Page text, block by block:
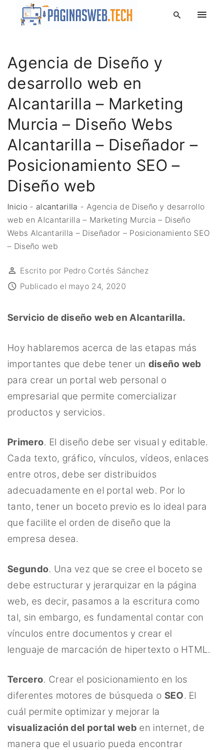
Agencia de Diseño y
desarrollo web en
Alcantarilla – Marketing
Murcia – Diseño Webs
Alcantarilla – Diseñador –
Posicionamiento SEO –
Diseño web
Inicio- alcantarilla - Agencia de Diseño y desarrollo
web en Alcantarilla – Marketing Murcia – Diseño
Webs Alcantarilla – Diseñador – Posicionamiento SEO
– Diseño web
Escrito por Pedro Cortés Sánchez
Publicado el mayo 24, 2020
Servicio de diseño web en Alcantarilla.
Hoy hablaremos acerca de las etapas más
importantes que debe tener un diseño web
para crear un portal web personal o
empresarial que permite comercializar
productos y servicios.
Primero. El diseño debe ser visual y editable.
Cada texto, gráfico, vínculos, vídeos, enlaces
entre otros, debe ser distribuidos
adecuadamente en el portal web. Por lo
tanto, tener un boceto previo es lo ideal para
que facilite el orden de diseño que la
empresa desea.
Segundo. Una vez que se cree el boceto se
debe estructurar y jerarquizar en la página
web, es decir, pasamos a la escritura como
tal, sin embargo, es fundamental contar con
vínculos entre documentos y crear el
lenguaje de marcación de hipertexto o HTML.
Tercero. Crear el posicionamiento en los
diferentes motores de búsqueda o SEO. El
cuál permite optimizar y mejorar la
visualización del portal weben internet, de
manera que el usuario pueda encontrar